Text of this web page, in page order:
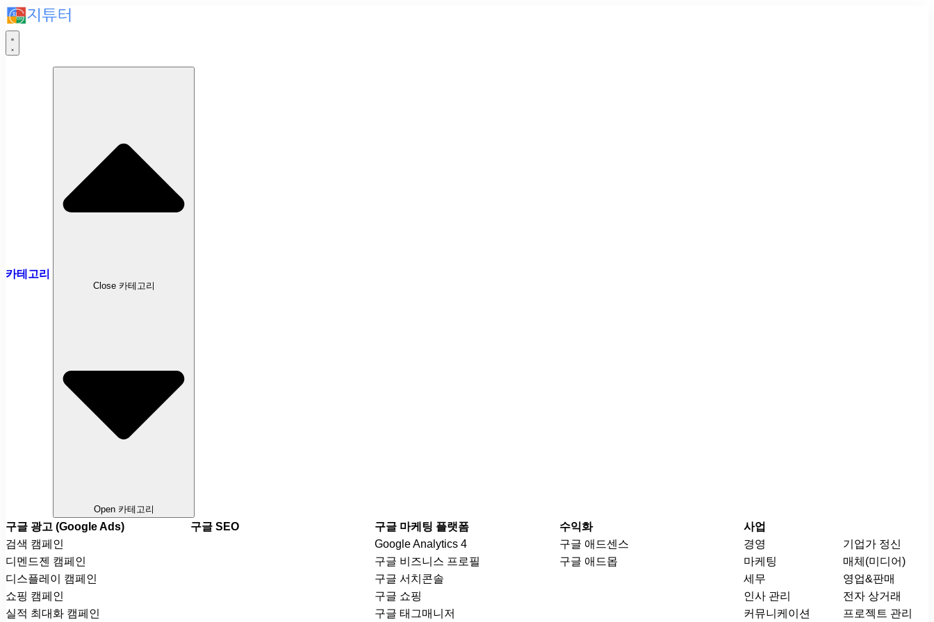
카테고리
Close 카테고리
Open 카테고리
구글 광고 (Google Ads)
검색 캠페인
디멘드젠 캠페인
디스플레이 캠페인
쇼핑 캠페인
실적 최대화 캠페인
구글 SEO
구글 마케팅 플랫폼
Google Analytics 4
구글 비즈니스 프로필
구글 서치콘솔
구글 쇼핑
구글 태그매니저
수익화
구글 애드센스
구글 애드몹
사업
경영
기업가 정신
마케팅
매체(미디어)
세무
영업&판매
인사 관리
전자 상거래
커뮤니케이션
프로젝트 관리